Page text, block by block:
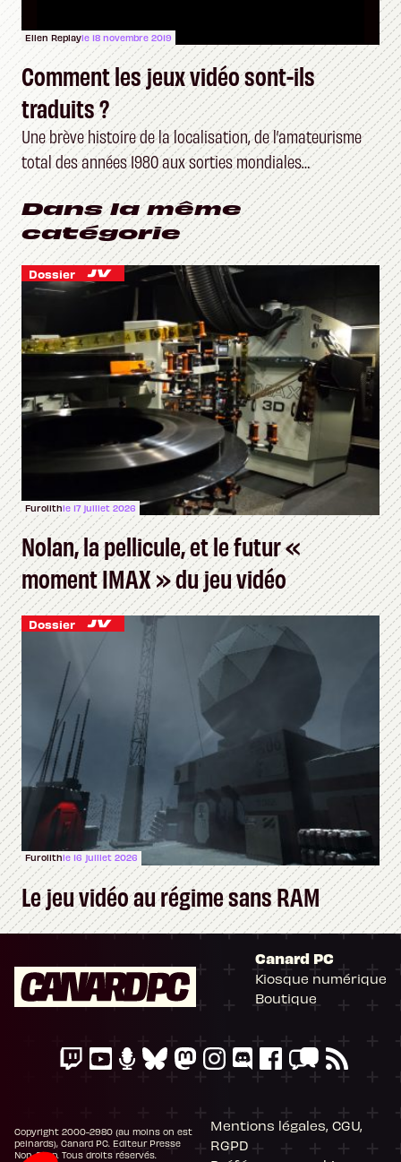
Ellen Replayle 18 novembre 2019
Comment les jeux vidéo sont-ils
traduits ?
Une brève histoire de la localisation, de l’amateurisme
total des années 1980 aux sorties mondiales
d’aujourd’hui
Dans la même
catégorie
Dossier
Furolithle 17 juillet 2026
Nolan, la pellicule, et le futur «
moment IMAX » du jeu vidéo
Dossier
Furolithle 16 juillet 2026
Le jeu vidéo au régime sans RAM
Canard PC
Kiosque numérique
Boutique
Copyright 2000-2980 (au moins on est
peinards), Canard PC. Editeur Presse
Non-Stop. Tous droits réservés.
Mentions légales, CGU,
RGPD